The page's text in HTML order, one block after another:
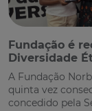
Fundação é
Diversidade
A Fundação
quinta vez
concedido pela